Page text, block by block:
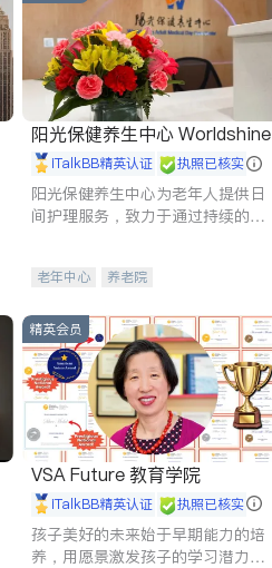
阳光保健养生中心 Worldshine
iTalkBB精英认证 执照已核实
阳光保健养生中心为老年人提供日
间护理服务，致力于通过持续的护
老年中心 养老院
精英会员
VSA Future 教育学院
iTalkBB精英认证 执照已核实
孩子美好的未来始于早期能力的培
养，用愿景激发孩子的学习潜力和